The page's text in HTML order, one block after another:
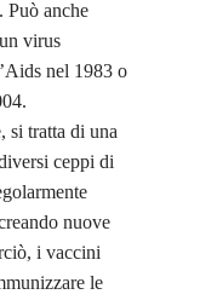
Può anche
virus
nel 1983 o
si tratta di una
ceppi di
nuove
i vaccini
le